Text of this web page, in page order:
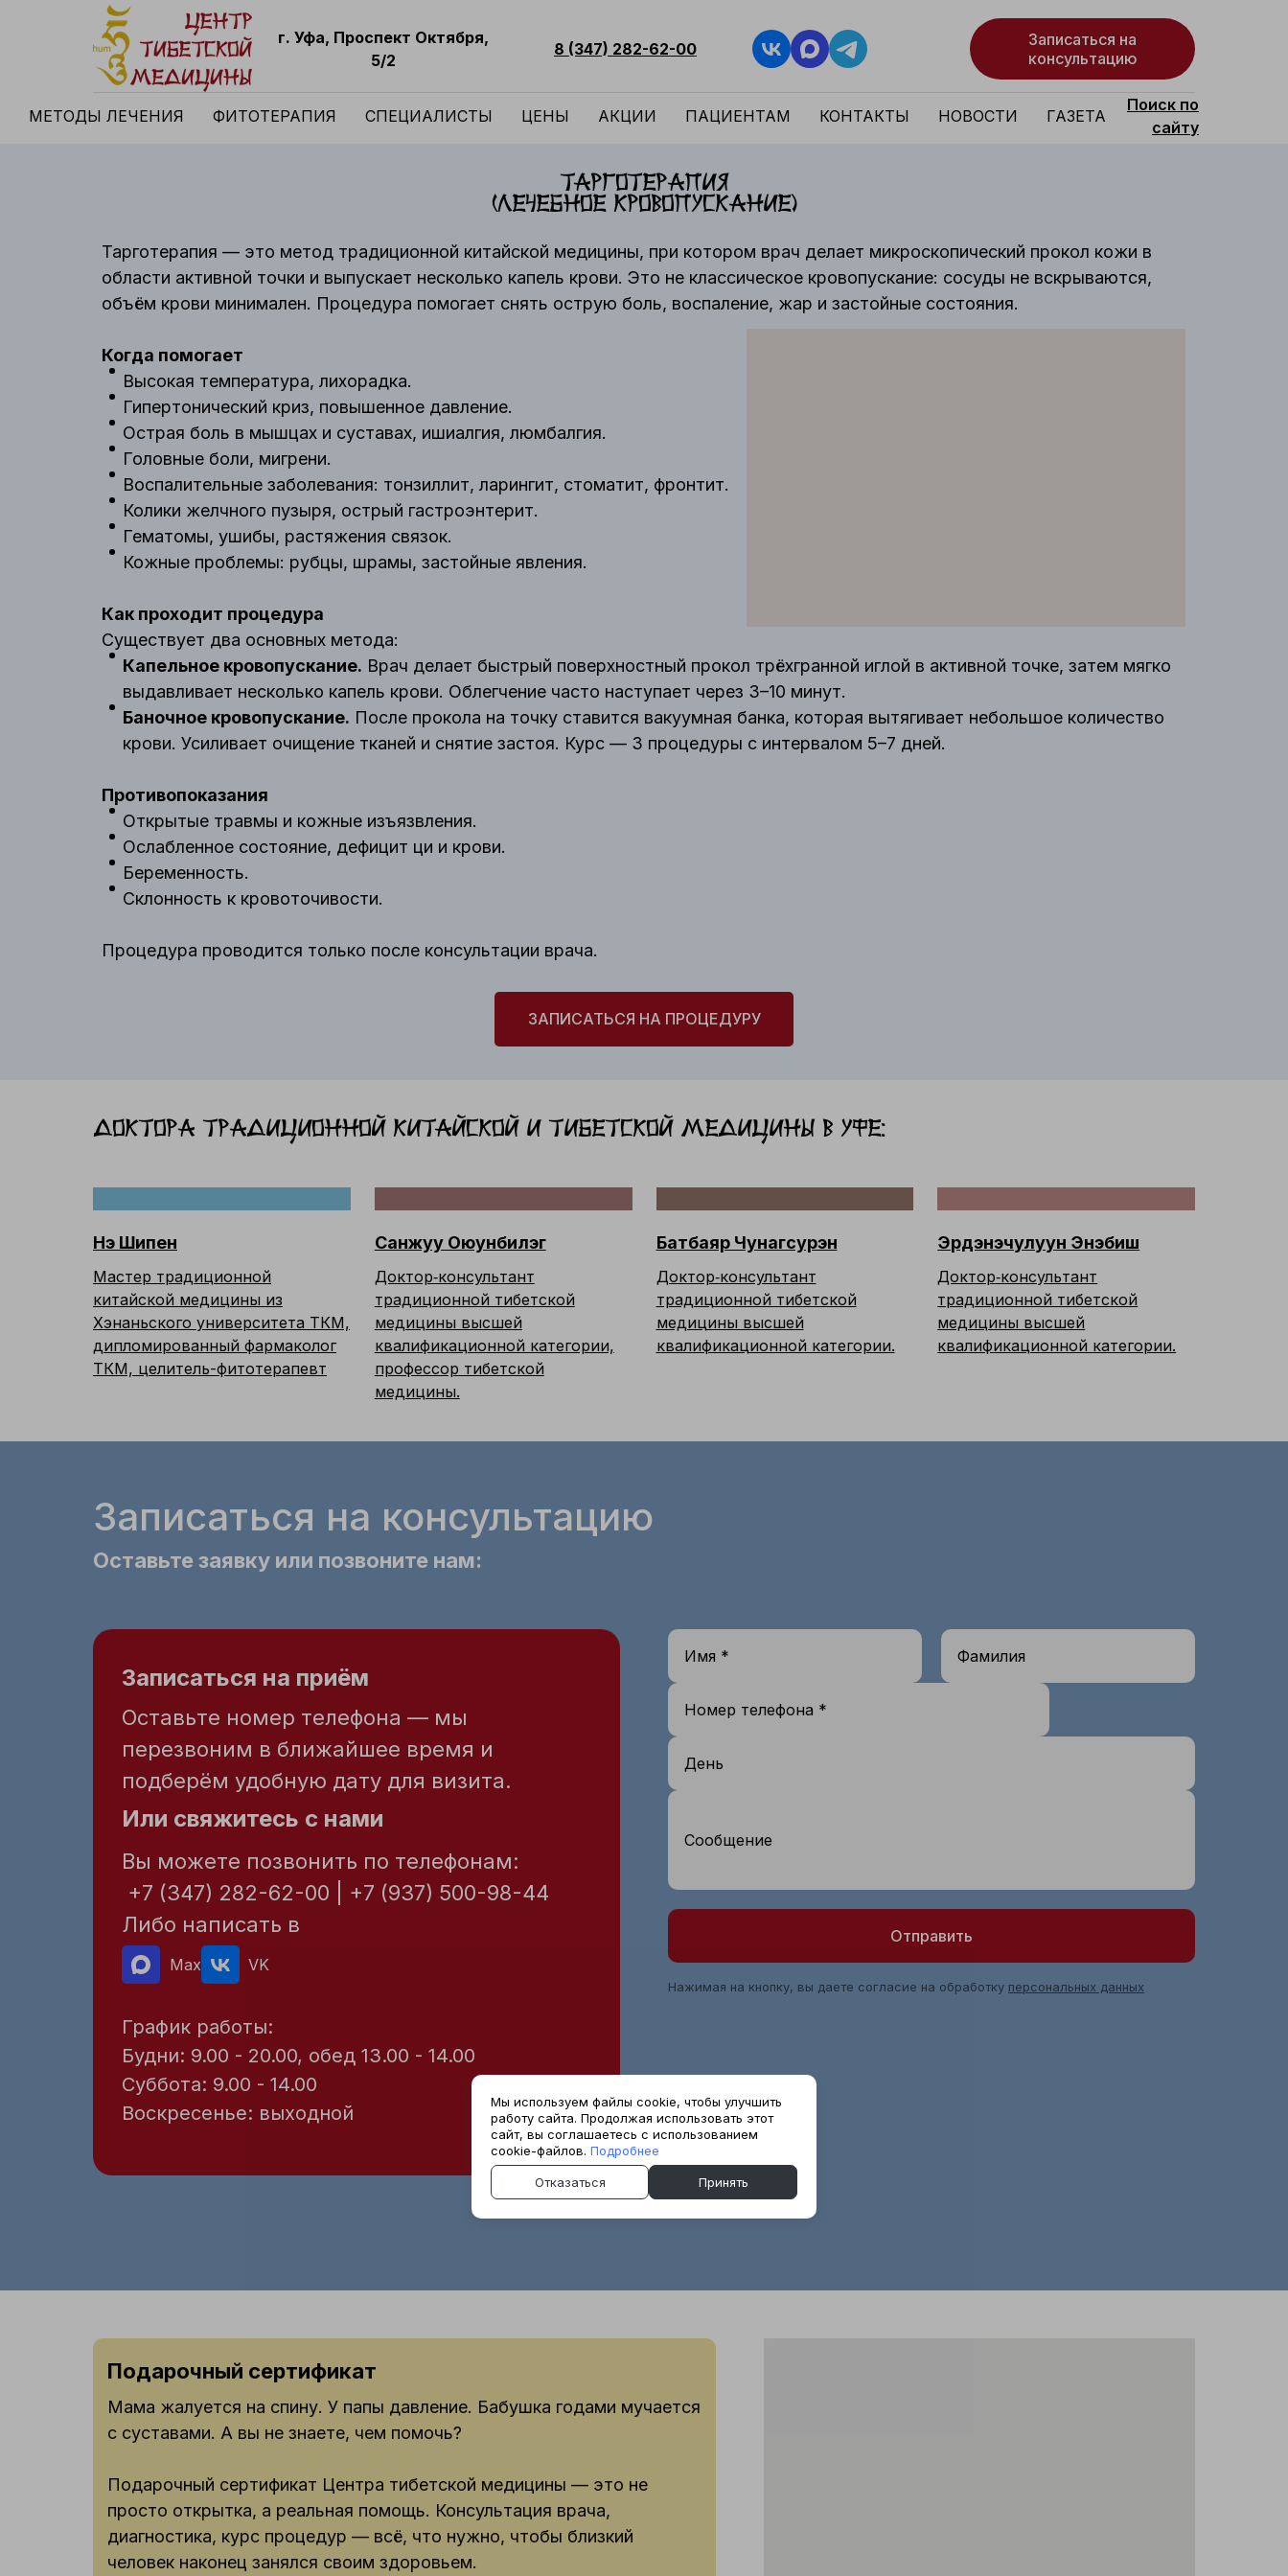
г. Уфа, Проспект Октября,
5/2
8 (347) 282-62-00
Записаться на
консультацию
МЕТОДЫ ЛЕЧЕНИЯ ФИТОТЕРАПИЯ СПЕЦИАЛИСТЫ ЦЕНЫ АКЦИИ ПАЦИЕНТАМ КОНТАКТЫ НОВОСТИ ГАЗЕТА
Поиск по
сайту
ЗАПИСАТЬСЯ НА ПРОЦЕДУРУ
Тарготерапия — это метод традиционной китайской медицины, при котором врач делает микроскопический прокол кожи в
области активной точки и выпускает несколько капель крови. Это не классическое кровопускание: сосуды не вскрываются,
объём крови минимален. Процедура помогает снять острую боль, воспаление, жар и застойные состояния.
Когда помогает
Высокая температура, лихорадка.
Гипертонический криз, повышенное давление.
Острая боль в мышцах и суставах, ишиалгия, люмбалгия.
Головные боли, мигрени.
Воспалительные заболевания: тонзиллит, ларингит, стоматит, фронтит.
Колики желчного пузыря, острый гастроэнтерит.
Гематомы, ушибы, растяжения связок.
Кожные проблемы: рубцы, шрамы, застойные явления.
Как проходит процедура
Существует два основных метода:
Капельное кровопускание. Врач делает быстрый поверхностный прокол трёхгранной иглой в активной точке, затем мягко
выдавливает несколько капель крови. Облегчение часто наступает через 3–10 минут.
Баночное кровопускание. После прокола на точку ставится вакуумная банка, которая вытягивает небольшое количество
крови. Усиливает очищение тканей и снятие застоя. Курс — 3 процедуры с интервалом 5–7 дней.
Противопоказания
Открытые травмы и кожные изъязвления.
Ослабленное состояние, дефицит ци и крови.
Беременность.
Склонность к кровоточивости.
Процедура проводится только после консультации врача.
Тарготерапия
(лечебное кровопускание)
Доктора традиционной Китайской и тибетской медицины в Уфе:
Нэ Шипен
Мастер традиционной
китайской медицины из
Хэнаньского университета ТКМ,
дипломированный фармаколог
ТКМ, целитель-фитотерапевт
Санжуу Оюунбилэг
Доктор‑консультант
традиционной тибетской
медицины высшей
квалификационной категории,
профессор тибетской
медицины.
Батбаяр Чунагсурэн
Доктор‑консультант
традиционной тибетской
медицины высшей
квалификационной категории.
Эрдэнэчулуун Энэбиш
Доктор‑консультант
традиционной тибетской
медицины высшей
квалификационной категории.
Записаться на консультацию
Оставьте заявку или позвоните нам:
Записаться на приём
Оставьте номер телефона — мы
перезвоним в ближайшее время и
подберём удобную дату для визита.
Или свяжитесь с нами
Вы можете позвонить по телефонам:
+7 (347) 282-62-00 | +7 (937) 500-98-44
Либо написать в
Max VK
График работы:
Будни: 9.00 - 20.00, обед 13.00 - 14.00
Суббота: 9.00 - 14.00
Воскресенье: выходной
Имя * Фамилия
Номер телефона *
День
Сообщение
Отправить
Нажимая на кнопку, вы даете согласие на обработку персональных данных
Подарочный сертификат
Мама жалуется на спину. У папы давление. Бабушка годами мучается
с суставами. А вы не знаете, чем помочь?
Подарочный сертификат Центра тибетской медицины — это не
просто открытка, а реальная помощь. Консультация врача,
диагностика, курс процедур — всё, что нужно, чтобы близкий
человек наконец занялся своим здоровьем.
Мы используем файлы cookie, чтобы улучшить
работу сайта. Продолжая использовать этот
сайт, вы соглашаетесь с использованием
cookie-файлов. Подробнее
Отказаться Принять